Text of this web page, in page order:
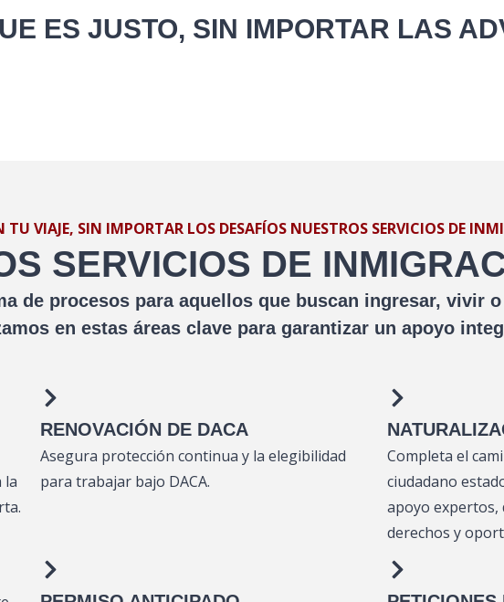
ES JUSTO, SIN IMPORTAR LAS
VIAJE, SIN IMPORTAR LOS DESAFÍOS NUESTROS SERVICIOS DE
SERVICIOS DE
de procesos para aquellos que buscan ingresar, vivir
en estas áreas clave para garantizar un apoyo
la
RENOVACIÓN DE DACA
Asegura protección continua y la elegibilidad
para trabajar bajo DACA.
Completa el
ciudadano
apoyo expertos,
derechos y